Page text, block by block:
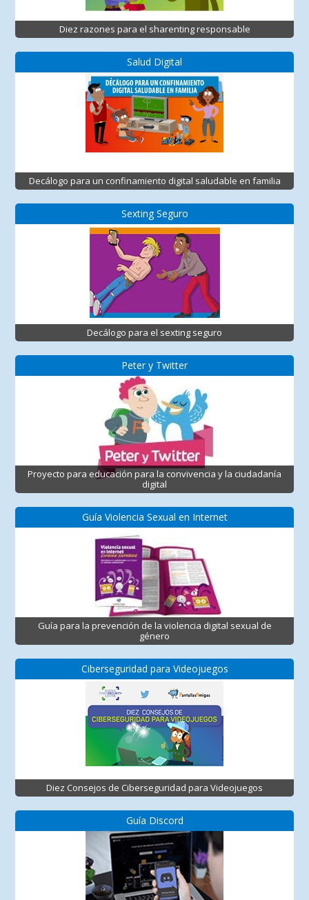
Diez razones para el sharenting responsable
Salud Digital
Decálogo para un confinamiento digital saludable en familia
Sexting Seguro
Decálogo para el sexting seguro
Peter y Twitter
Proyecto para educación para la convivencia y la ciudadanía
digital
Guía Violencia Sexual en Internet
Guía para la prevención de la violencia digital sexual de
género
Ciberseguridad para Videojuegos
Diez Consejos de Ciberseguridad para Videojuegos
Guía Discord